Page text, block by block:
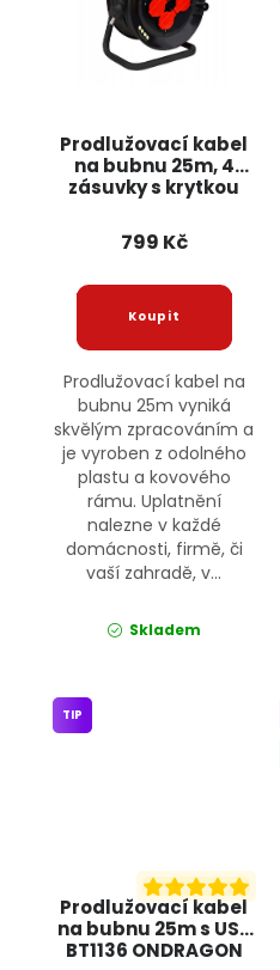
Prodlužovací kabel
na bubnu 25m, 4
zásuvky s krytkou
799 Kč
Prodlužovací kabel na
bubnu 25m vyniká
skvělým zpracováním a
je vyroben z odolného
plastu a kovového
rámu. Uplatnění
nalezne v každé
domácnosti, firmě, či
vaší zahradě, v...
Skladem
Prodlužovací kabel
na bubnu 25m s USB
BT1136 ONDRAGON
TIP